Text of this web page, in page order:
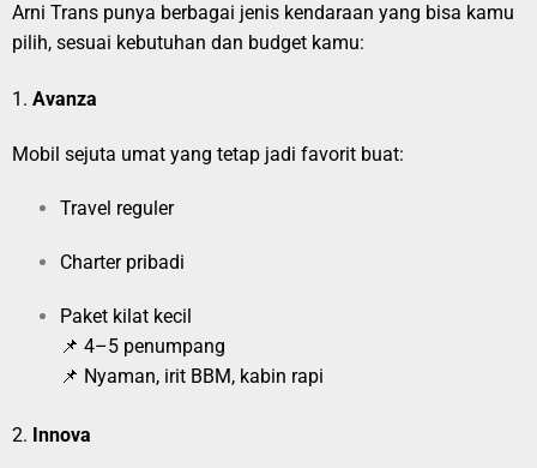
Arni Trans punya berbagai jenis kendaraan yang bisa kamu
pilih, sesuai kebutuhan dan budget kamu:
1. Avanza
Mobil sejuta umat yang tetap jadi favorit buat:
Travel reguler
Charter pribadi
Paket kilat kecil
📌 4–5 penumpang
📌 Nyaman, irit BBM, kabin rapi
2. Innova